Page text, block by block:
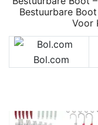
Bestuurbare
Voor
Bol.com